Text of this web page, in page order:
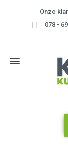
Onze
078 -